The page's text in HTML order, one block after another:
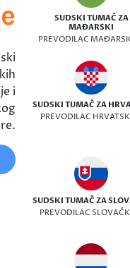
i
SUDSKI TUMAČ ZA
MAĐARSKI
PREVODILAC
SUDSKI TUMAČ ZA
PREVODILAC
SUDSKI TUMAČ ZA
PREVODILAC